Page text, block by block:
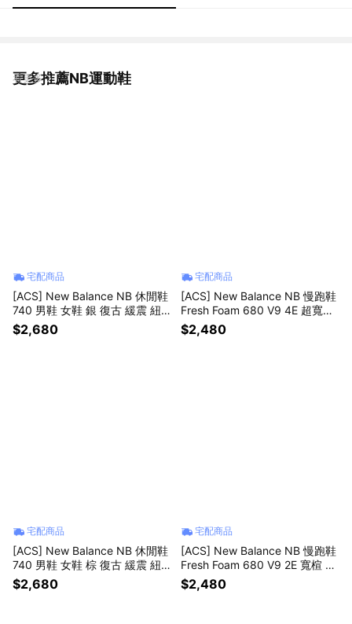
更多推薦NB運動鞋
看更多
宅配商品
[ACS] New Balance NB 休閒鞋
740 男鞋 女鞋 銀 復古 緩震 紐
巴倫 U7401P5-D
$2,680
宅配商品
[ACS] New Balance NB 慢跑鞋
Fresh Foam 680 V9 4E 超寬楦
男鞋 黑 緩震 M680603-4E
$2,480
宅配商品
[ACS] New Balance NB 休閒鞋
740 男鞋 女鞋 棕 復古 緩震 紐
巴倫 U7402XX-D
$2,680
宅配商品
[ACS] New Balance NB 慢跑鞋
Fresh Foam 680 V9 2E 寬楦 男
鞋 白 緩震 運動鞋 M68082E-2E
$2,480